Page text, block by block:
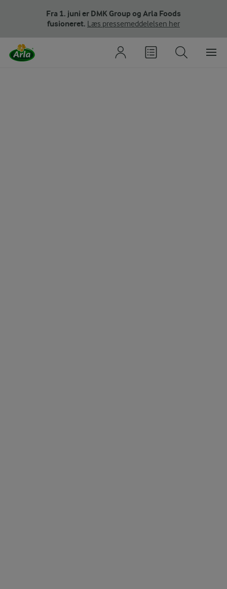
Fra 1. juni er DMK Group og Arla Foods
fusioneret. Læs pressemeddelelsen her